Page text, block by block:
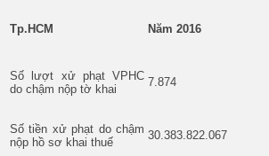
Tp.HCM Năm 2016
Số lượt xử phạt VPHC
do chậm nộp tờ khai
7.874
Số tiền xử phạt do chậm
nộp hồ sơ khai thuế
30.383.822.067